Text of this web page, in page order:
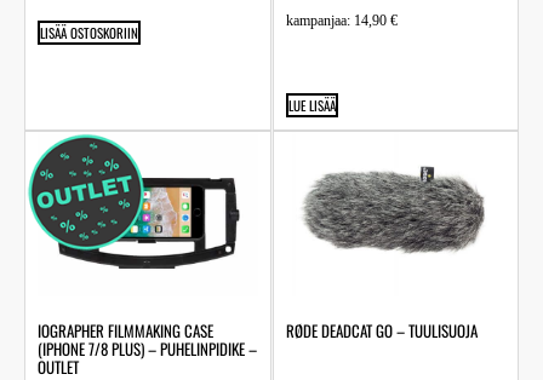
LISÄÄ OSTOSKORIIN
kampanjaa: 14,90 €
LUE LISÄÄ
IOGRAPHER FILMMAKING CASE
(IPHONE 7/8 PLUS) – PUHELINPIDIKE –
OUTLET
RØDE DEADCAT GO – TUULISUOJA